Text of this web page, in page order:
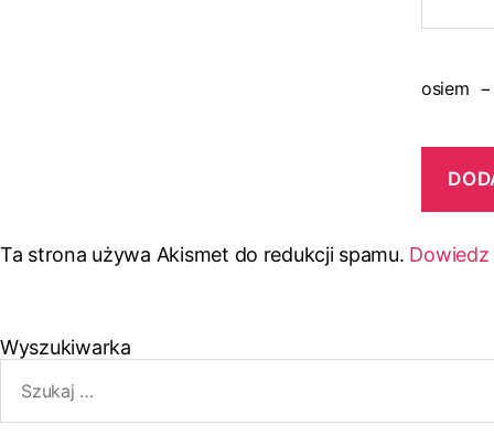
osiem −
Ta strona używa Akismet do redukcji spamu.
Wyszukiwarka